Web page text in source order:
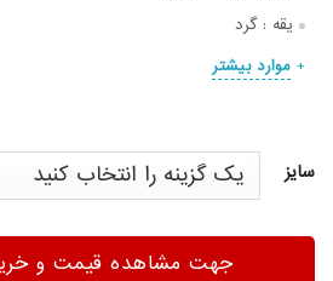
یقه : گرد
موارد بیشتر
سایز
جهت مشاهده قیمت و